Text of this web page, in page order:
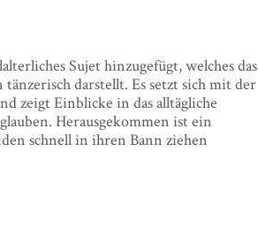
Sujet hinzugefügt, welches das
darstellt. Es setzt sich mit der
zeigt Einblicke in das alltägliche
Herausgekommen ist ein
schnell in ihren Bann ziehen